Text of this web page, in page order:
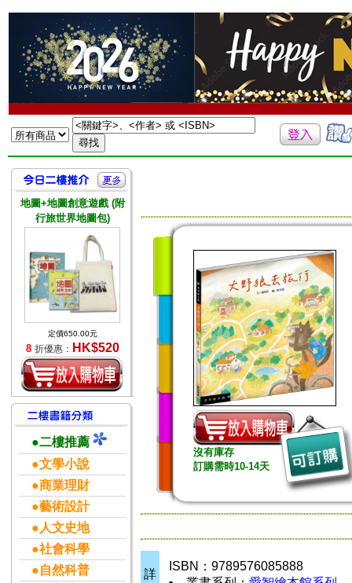
地圖+地圖創意遊戲 (附
行旅世界地圖包)
定價650.00元
8 折優惠： HK$520
●二樓推薦
●文學小說
●商業理財
●藝術設計
●人文史地
●社會科學
●自然科普
沒有庫存
訂購需時10-14天
詳
ISBN：9789576085888